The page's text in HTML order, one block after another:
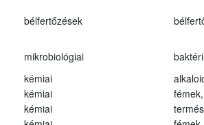
bélfertőzések
mikrobiológiai
kémiai
kémiai
kémiai